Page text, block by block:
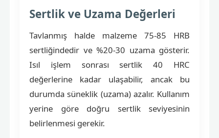
Sertlik ve Uzama Değerleri
Tavlanmış halde malzeme 75-85 HRB
sertliğindedir ve %20-30 uzama gösterir.
Isıl işlem sonrası sertlik 40 HRC
değerlerine kadar ulaşabilir, ancak bu
durumda süneklik (uzama) azalır. Kullanım
yerine göre doğru sertlik seviyesinin
belirlenmesi gerekir.